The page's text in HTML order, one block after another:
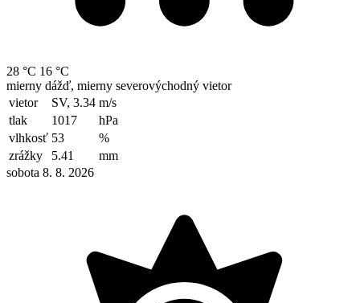
28 °C 16 °C
mierny dážď, mierny severovýchodný vietor
vietor
SV, 3.34 m/s
tlak
1017
hPa
vlhkosť 53
%
zrážky
5.41
mm
sobota 8. 8. 2026